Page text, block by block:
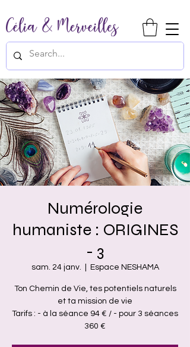
Numérologie
humaniste : ORIGINES
- 3
sam. 24 janv. Espace NESHAMA
Ton Chemin de Vie, tes potentiels naturels
et ta mission de vie
Tarifs : - à la séance 94 € / - pour 3 séances
360 €